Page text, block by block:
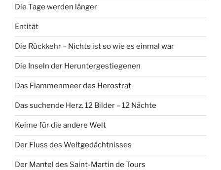
Die Tage werden länger
Entität
Die Rückkehr – Nichts ist so wie es einmal war
Die Inseln der Heruntergestiegenen
Das Flammenmeer des Herostrat
Das suchende Herz. 12 Bilder – 12 Nächte
Keime für die andere Welt
Der Fluss des Weltgedächtnisses
Der Mantel des Saint-Martin de Tours